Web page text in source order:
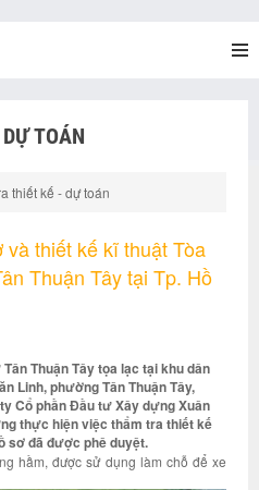
TOÁN
thiết kế - dự toán
thiết kế kĩ thuật Tòa
Thuận Tây tại Tp. Hồ
Thuận Tây tọa lạc tại khu dân
Linh, phường Tân Thuận Tây,
Cổ phần Đầu tư Xây dựng Xuân
thực hiện việc thẩm tra thiết kế
sơ đã được phê duyệt.
hầm, được sử dụng làm chỗ để xe